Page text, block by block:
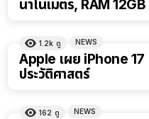
นาโนเมตร, RAM
1.2k ดู NEWS
Apple เผย iPhone 17
ประวัติศาสตร์
162 ดู NEWS